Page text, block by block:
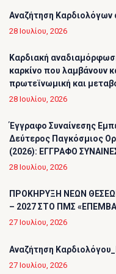
Αναζήτηση Καρδιολόγων
28 Ιουλίου, 2026
Καρδιακή
καρκίνο που λαμβάνουν
πρωτεϊνωμική και
28 Ιουλίου, 2026
Έγγραφο Συναίνεσης
Δεύτερος Παγκόσμιος
(2026): ΕΓΓΡΑΦΟ
28 Ιουλίου, 2026
ΠΡΟΚΗΡΥΞΗ ΝΕΩΝ
– 2027 ΣΤΟ ΠΜΣ
27 Ιουλίου, 2026
Αναζήτηση
27 Ιουλίου, 2026